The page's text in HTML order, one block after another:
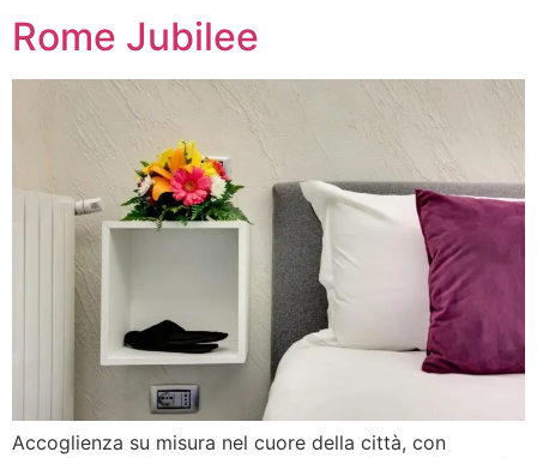
Rome Jubilee
Accoglienza su misura nel cuore della città, con